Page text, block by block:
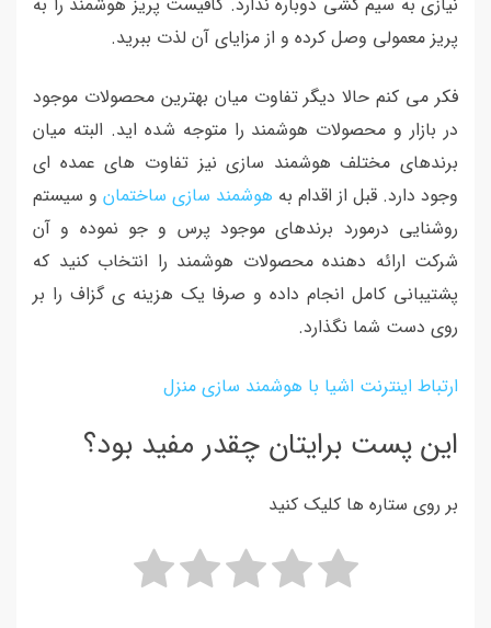
پریز معمولی وصل کرده و از مزایای آن لذت ببرید.
فکر می کنم حالا دیگر تفاوت میان بهترین محصولات موجود
در بازار و محصولات هوشمند را متوجه شده اید. البته میان
برندهای مختلف هوشمند سازی نیز تفاوت های عمده ای
وجود دارد. قبل از اقدام به هوشمند سازی ساختمان و سیستم
روشنایی درمورد برندهای موجود پرس و جو نموده و آن
شرکت ارائه دهنده محصولات هوشمند را انتخاب کنید که
پشتیبانی کامل انجام داده و صرفا یک هزینه ی گزاف را بر
روی دست شما نگذارد.
ارتباط اینترنت اشیا با هوشمند سازی منزل
این پست برایتان چقدر مفید بود؟
بر روی ستاره ها کلیک کنید